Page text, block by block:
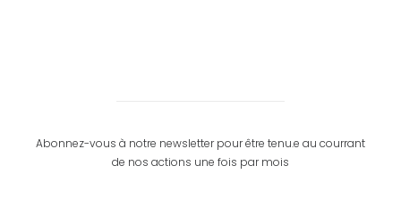
Abonnez-vous à notre newsletter pour être tenu.e au courrant
de nos actions une fois par mois